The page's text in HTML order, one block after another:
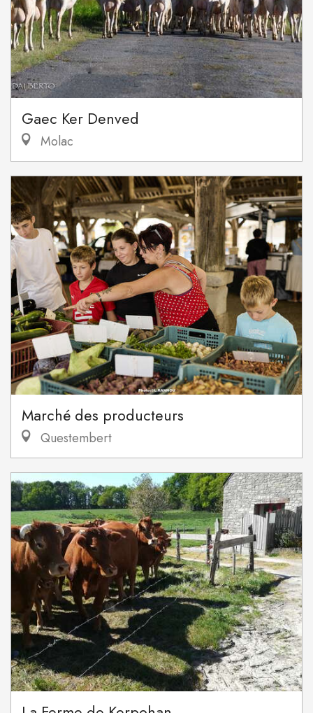
Gaec Ker Denved
Molac
Marché des producteurs
Questembert